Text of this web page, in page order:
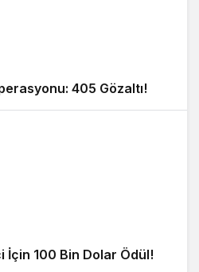
405 Gözaltı!
İçin 100 Bin Dolar Ödül!